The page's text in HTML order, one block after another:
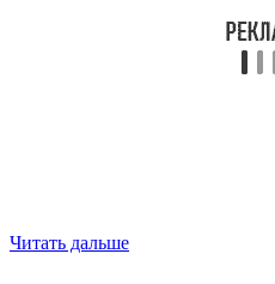
Читать дальше